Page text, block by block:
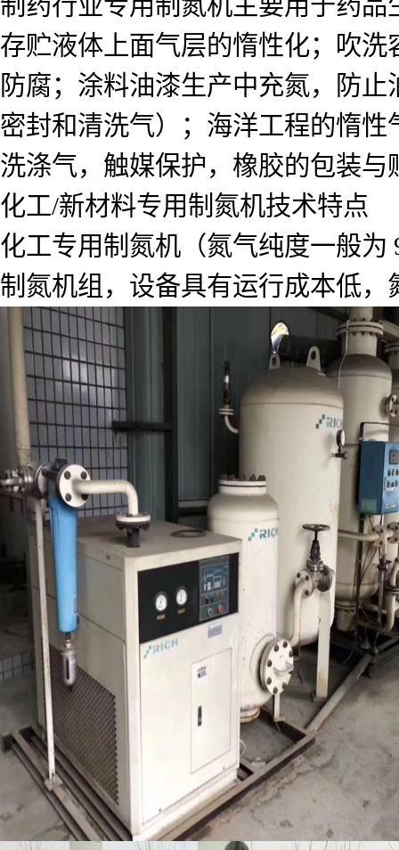
存贮液体上面气层的惰性化；吹
防腐；涂料油漆生产中充氮，防
密封和清洗气）；海洋工程的惰
洗涤气，触媒保护，橡胶的包装
化工/新材料专用制氮机技术特点
化工专用制氮机（氮气纯度一般
制氮机组，设备具有运行成本低